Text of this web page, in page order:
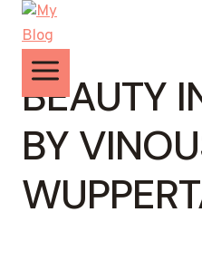
Zum
Inhalt
springen
BEAUTY
BY